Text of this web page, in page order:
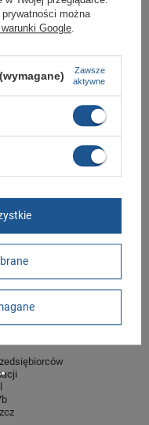
AS023
można
Google
Zawsze
aktywne